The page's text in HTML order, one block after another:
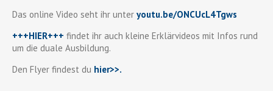
Das online Video seht ihr unter youtu.be/ONCUcL4Tgws
+++HIER+++ findet ihr auch kleine Erklärvideos mit Infos rund
um die duale Ausbildung.
Den Flyer findest du hier>>.